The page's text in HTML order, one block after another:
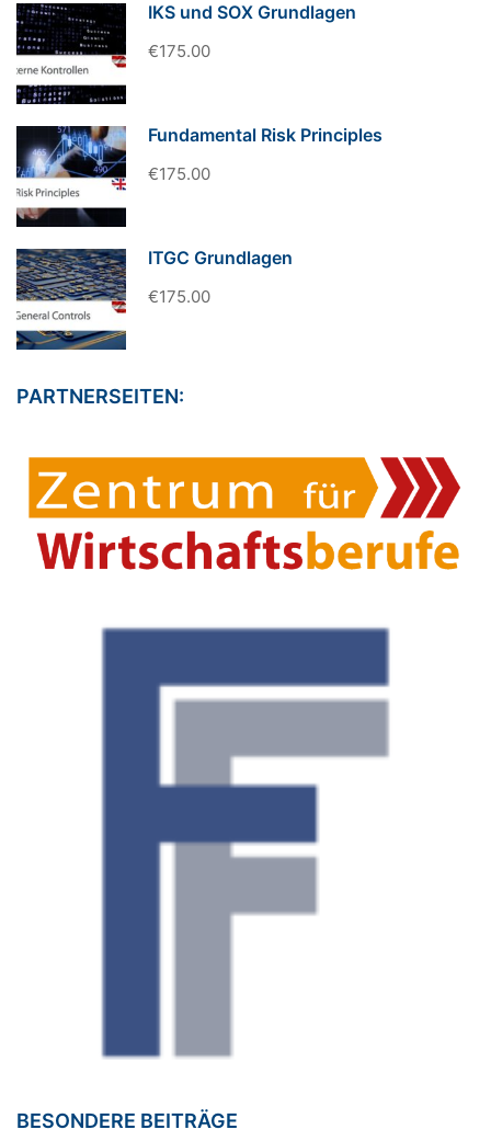
IKS und SOX Grundlagen
€175.00
Fundamental Risk Principles
€175.00
ITGC Grundlagen
€175.00
PARTNERSEITEN:
BESONDERE BEITRÄGE